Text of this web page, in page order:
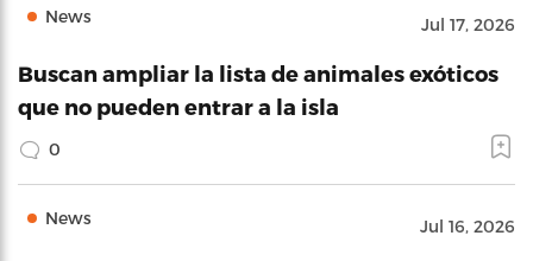
News Jul 17, 2026
Buscan ampliar la lista de animales exóticos
que no pueden entrar a la isla
0
News Jul 16, 2026